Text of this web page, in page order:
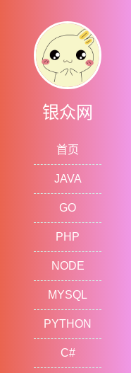
银众网
首页
JAVA
GO
PHP
NODE
MYSQL
PYTHON
C#